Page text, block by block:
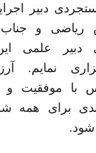
دبیر
ریاضی و جناب
دبیر علمی
نمایم.
با موفقیت و
برای همه
شود.